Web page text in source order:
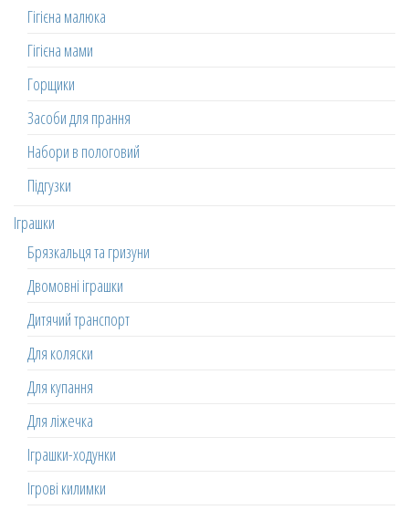
Гігієна малюка
Гігієна мами
Горщики
Засоби для прання
Набори в пологовий
Підгузки
Іграшки
Брязкальця та гризуни
Двомовні іграшки
Дитячий транспорт
Для коляски
Для купання
Для ліжечка
Іграшки-ходунки
Ігрові килимки